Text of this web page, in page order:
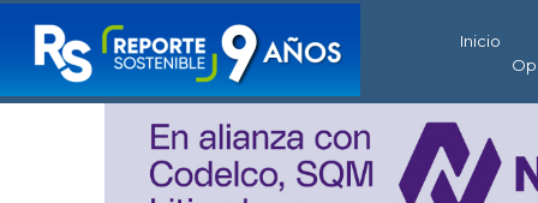
Inicio